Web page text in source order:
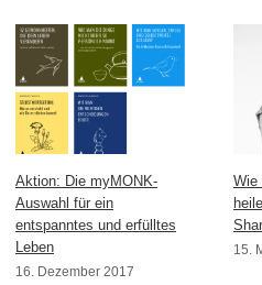
Aktion: Die myMONK-
Auswahl für ein
entspanntes und erfülltes
Leben
16. Dezember 2017
Wie
15.